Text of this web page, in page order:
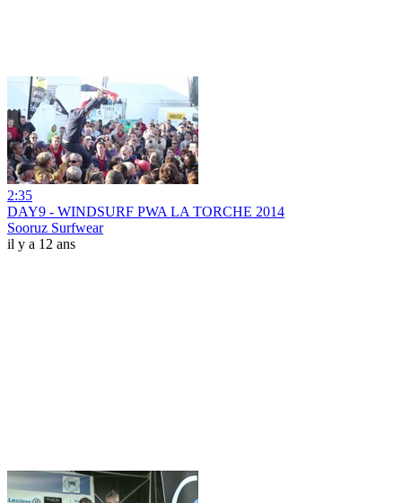
2:35
DAY9 - WINDSURF PWA LA TORCHE 2014
Sooruz Surfwear
il y a 12 ans